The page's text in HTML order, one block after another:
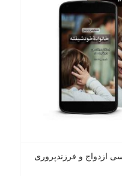
ازدواج و فرزندپروری